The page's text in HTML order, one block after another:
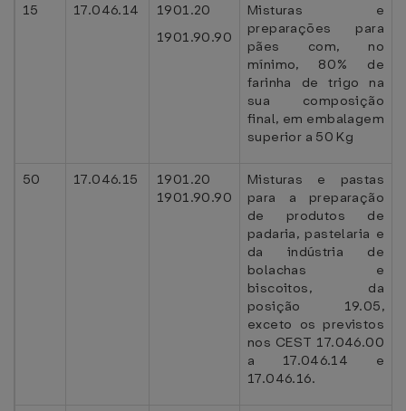
15 17.046.14
1901.20
1901.90.90
Misturas e
preparações para
pães com, no
mínimo, 80% de
farinha de trigo na
sua composição
final, em embalagem
superior a 50 Kg
50 17.046.15
1901.20
1901.90.90
Misturas e pastas
para a preparação
de produtos de
padaria, pastelaria e
da indústria de
bolachas e
biscoitos, da
posição 19.05,
exceto os previstos
nos CEST 17.046.00
a 17.046.14 e
17.046.16.